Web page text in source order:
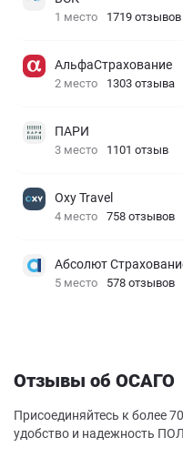
1 место 1719 отзывов
АльфаСтрахование
2 место 1303 отзыва
ПАРИ
3 место 1101 отзыв
Oxy Travel
4 место 758 отзывов
Абсолют
5 место 578 отзывов
Отзывы об ОСАГО
Присоединяйтесь к более
удобство и надежность